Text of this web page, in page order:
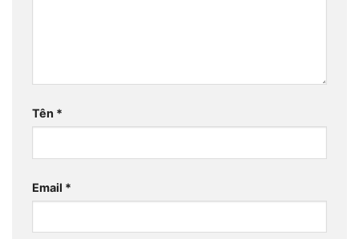
Tên *
Email *